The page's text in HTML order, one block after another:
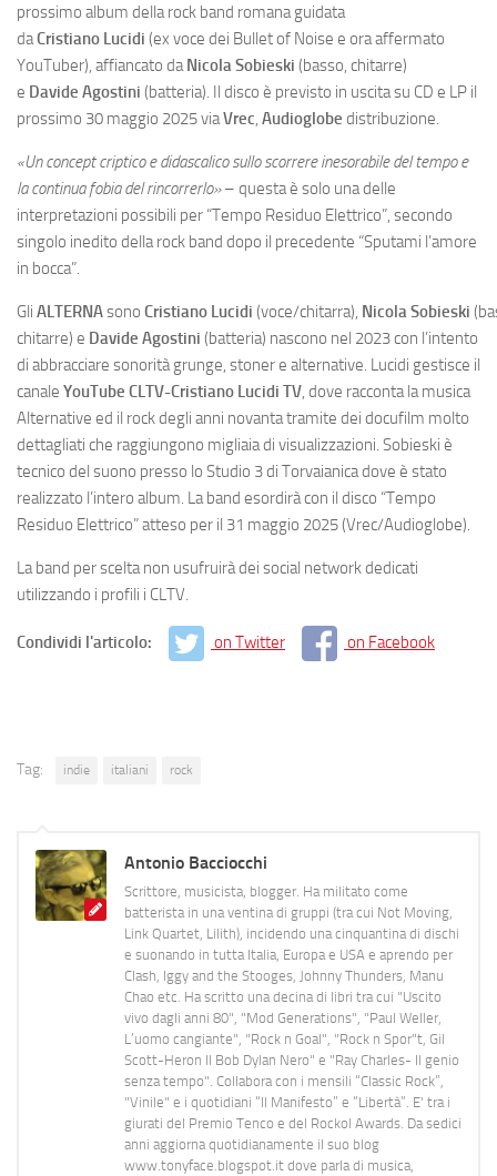
prossimo album della rock band romana guidata
daCristiano Lucidi (ex voce dei Bullet of Noise e ora affermato
YouTuber), affiancato daNicola Sobieski (basso, chitarre)
e Davide Agostini (batteria). Il disco è previsto in uscita su CD e LP il
prossimo 30 maggio 2025 viaVrec, Audioglobe distribuzione.
«Un concept criptico e didascalico sullo scorrere inesorabile del tempo e
la continua fobia del rincorrerlo»– questa è solo una delle
interpretazioni possibili per “Tempo Residuo Elettrico”, secondo
singolo inedito della rock band dopo il precedente “Sputami l’amore
in bocca”.
Gli ALTERNAsono Cristiano Lucidi (voce/chitarra), Nicola Sobieski
chitarre) e Davide Agostini (batteria) nascono nel 2023 con l’intento
di abbracciare sonorità grunge, stoner e alternative. Lucidi gestisce il
canale YouTube CLTV-Cristiano Lucidi TV, dove racconta la musica
Alternative ed il rock degli anni novanta tramite dei docufilm molto
dettagliati che raggiungono migliaia di visualizzazioni. Sobieski è
tecnico del suono presso lo Studio 3 di Torvaianica dove è stato
realizzato l’intero album. La band esordirà con il disco “Tempo
Residuo Elettrico” atteso per il 31 maggio 2025 (Vrec/Audioglobe).
La band per scelta non usufruirà dei social network dedicati
utilizzando i profili i CLTV.
Condividi l'articolo: on Twitter on Facebook
Tag: indie italiani rock
Antonio Bacciocchi
Scrittore, musicista, blogger. Ha militato come
batterista in una ventina di gruppi (tra cui Not Moving,
Link Quartet, Lilith), incidendo una cinquantina di dischi
e suonando in tutta Italia, Europa e USA e aprendo per
Clash, Iggy and the Stooges, Johnny Thunders, Manu
Chao etc. Ha scritto una decina di libri tra cui "Uscito
vivo dagli anni 80", "Mod Generations", "Paul Weller,
L’uomo cangiante", "Rock n Goal", "Rock n Spor"t, Gil
Scott-Heron Il Bob Dylan Nero" e "Ray Charles- Il genio
senza tempo". Collabora con i mensili “Classic Rock”,
"Vinile" e i quotidiani “Il Manifesto” e “Libertà”. E' tra i
giurati del Premio Tenco e del Rockol Awards. Da sedici
anni aggiorna quotidianamente il suo blog
www.tonyface.blogspot.it dove parla di musica,